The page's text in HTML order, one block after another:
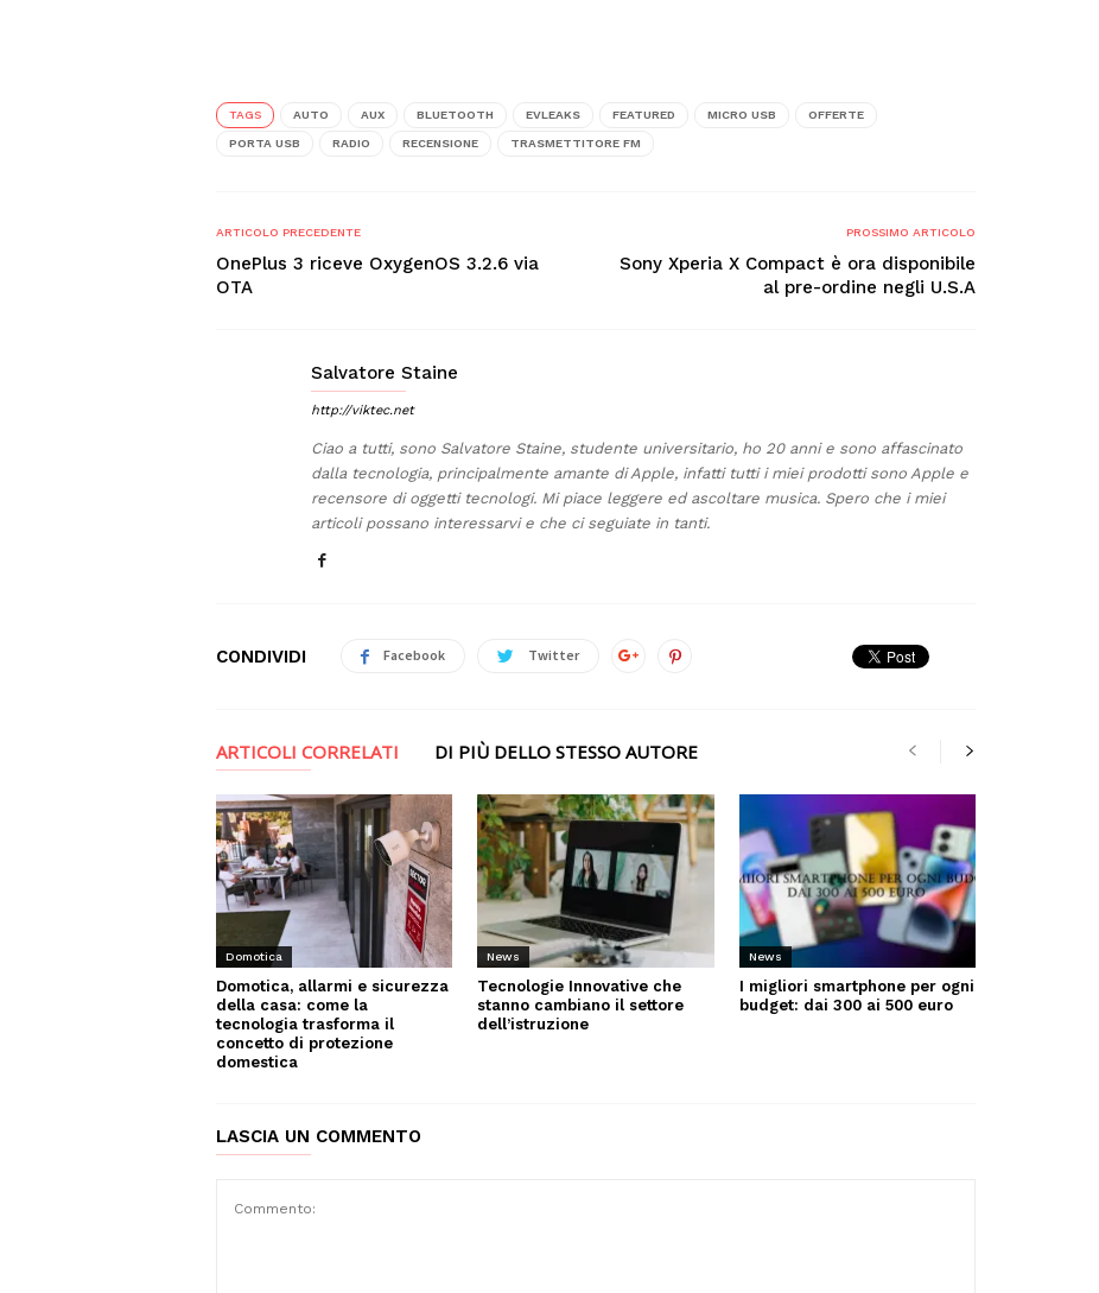
TAGS AUTO AUX BLUETOOTH EVLEAKS FEATURED MICRO USB OFFERTE
PORTA USB RADIO RECENSIONE TRASMETTITORE FM
ARTICOLO PRECEDENTE
OnePlus 3 riceve OxygenOS 3.2.6 via
OTA
PROSSIMO ARTICOLO
Sony Xperia X Compact è ora disponibile
al pre-ordine negli U.S.A
Salvatore Staine
http://viktec.net
Ciao a tutti, sono Salvatore Staine, studente universitario, ho 20 anni e sono affascinato
dalla tecnologia, principalmente amante di Apple, infatti tutti i miei prodotti sono Apple e
recensore di oggetti tecnologi. Mi piace leggere ed ascoltare musica. Spero che i miei
articoli possano interessarvi e che ci seguiate in tanti.
CONDIVIDI Facebook Twitter
ARTICOLI CORRELATI DI PIÙ DELLO STESSO AUTORE
Domotica
Domotica, allarmi e sicurezza
della casa: come la
tecnologia trasforma il
concetto di protezione
domestica
News
Tecnologie Innovative che
stanno cambiano il settore
dell’istruzione
News
I migliori smartphone per ogni
budget: dai 300 ai 500 euro
LASCIA UN COMMENTO